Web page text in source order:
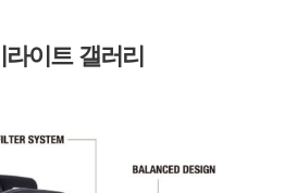
라이트 갤러리